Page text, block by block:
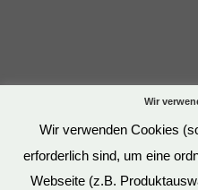
Wir
Wir verwenden Cookies
erforderlich sind, um eine
Webseite (z.B.